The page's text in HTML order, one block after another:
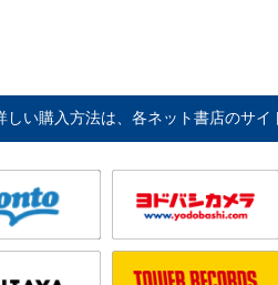
しい購入方法は、各ネット書店のサイ